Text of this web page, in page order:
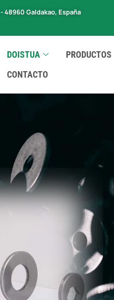
48960 Galdakao, España
DOISTUA PRODUCTOS
CONTACTO